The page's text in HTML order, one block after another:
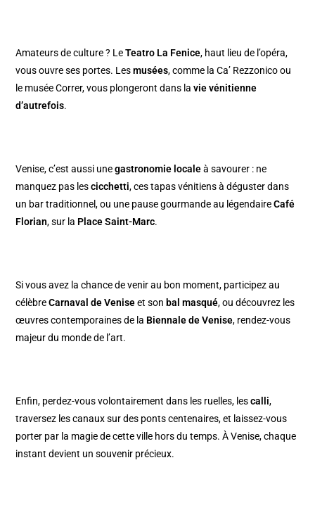
Amateurs de culture ? LeTeatro La Fenice, haut lieu de l’opéra,
vous ouvre ses portes. Lesmusées, comme la Ca’ Rezzonico ou
le musée Correr, vous plongeront dans lavie vénitienne
d’autrefois.
Venise, c’est aussi unegastronomie localeà savourer : ne
manquez pas lescicchetti, ces tapas vénitiens à déguster dans
un bar traditionnel, ou une pause gourmande au légendaireCafé
Florian, sur la Place Saint-Marc.
Si vous avez la chance de venir au bon moment, participez au
célèbreCarnaval de Veniseet son bal masqué, ou découvrez les
œuvres contemporaines de la Biennale de Venise, rendez-vous
majeur du monde de l’art.
Enfin, perdez-vous volontairement dans les ruelles, lescalli,
traversez les canaux sur des ponts centenaires, et laissez-vous
porter par la magie de cette ville hors du temps. À Venise, chaque
instant devient un souvenir précieux.